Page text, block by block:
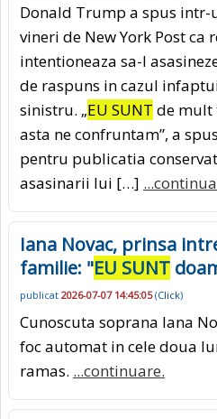
Donald Trump a spus
vineri de New York Post ca
intentioneaza sa-l
de raspuns in cazul
sinistru. „EU SUNT de mult
asta ne confruntam”, a
pentru publicatia
asasinarii lui […]
Iana Novac, prinsa
familie: "EU SUNT
publicat 2026-07-07 14:45:05(Click)
Cunoscuta soprana Iana
foc automat in cele doua
ramas. ...continuare.